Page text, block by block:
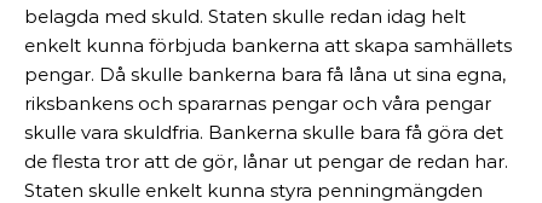
belagda med skuld. Staten skulle redan idag helt
enkelt kunna förbjuda bankerna att skapa samhällets
pengar. Då skulle bankerna bara få låna ut sina egna,
riksbankens och spararnas pengar och våra pengar
skulle vara skuldfria. Bankerna skulle bara få göra det
de flesta tror att de gör, lånar ut pengar de redan har.
Staten skulle enkelt kunna styra penningmängden